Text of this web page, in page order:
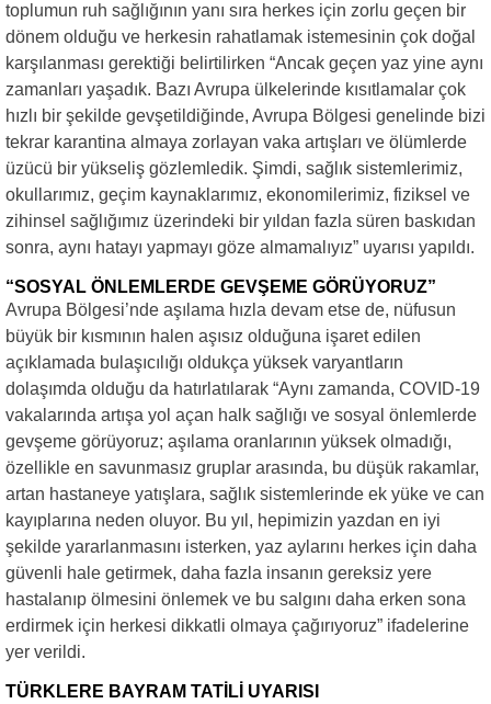
toplumun ruh sağlığının yanı sıra herkes için zorlu geçen bir
dönem olduğu ve herkesin rahatlamak istemesinin çok doğal
karşılanması gerektiği belirtilirken “Ancak geçen yaz yine aynı
zamanları yaşadık. Bazı Avrupa ülkelerinde kısıtlamalar çok
hızlı bir şekilde gevşetildiğinde, Avrupa Bölgesi genelinde bizi
tekrar karantina almaya zorlayan vaka artışları ve ölümlerde
üzücü bir yükseliş gözlemledik. Şimdi, sağlık sistemlerimiz,
okullarımız, geçim kaynaklarımız, ekonomilerimiz, fiziksel ve
zihinsel sağlığımız üzerindeki bir yıldan fazla süren baskıdan
sonra, aynı hatayı yapmayı göze almamalıyız” uyarısı yapıldı.
“SOSYAL ÖNLEMLERDE GEVŞEME GÖRÜYORUZ”
Avrupa Bölgesi’nde aşılama hızla devam etse de, nüfusun
büyük bir kısmının halen aşısız olduğuna işaret edilen
açıklamada bulaşıcılığı oldukça yüksek varyantların
dolaşımda olduğu da hatırlatılarak “Aynı zamanda, COVID-19
vakalarında artışa yol açan halk sağlığı ve sosyal önlemlerde
gevşeme görüyoruz; aşılama oranlarının yüksek olmadığı,
özellikle en savunmasız gruplar arasında, bu düşük rakamlar,
artan hastaneye yatışlara, sağlık sistemlerinde ek yüke ve can
kayıplarına neden oluyor. Bu yıl, hepimizin yazdan en iyi
şekilde yararlanmasını isterken, yaz aylarını herkes için daha
güvenli hale getirmek, daha fazla insanın gereksiz yere
hastalanıp ölmesini önlemek ve bu salgını daha erken sona
erdirmek için herkesi dikkatli olmaya çağırıyoruz” ifadelerine
yer verildi.
TÜRKLERE BAYRAM TATİLİ UYARISI